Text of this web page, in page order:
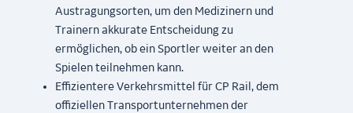
Austragungsorten, um den Medizinern und
Trainern akkurate Entscheidung zu
ermöglichen, ob ein Sportler weiter an den
Spielen teilnehmen kann.
Effizientere Verkehrsmittel für CP Rail, dem
offiziellen Transportunternehmen der